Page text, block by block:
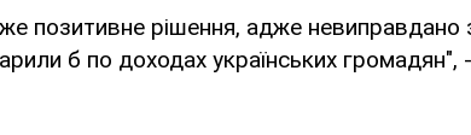
позитивне рішення, адже невиправдано
б по доходах українських громадян",